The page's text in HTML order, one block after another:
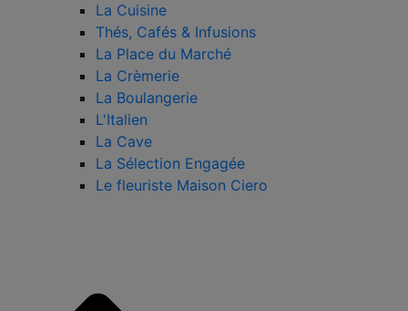
La Cuisine
Thés, Cafés & Infusions
La Place du Marché
La Crèmerie
La Boulangerie
L'Italien
La Cave
La Sélection Engagée
Le fleuriste Maison Ciero